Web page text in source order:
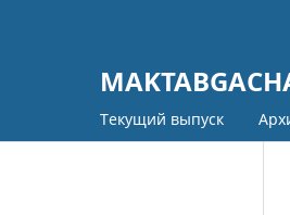
Текущий выпуск